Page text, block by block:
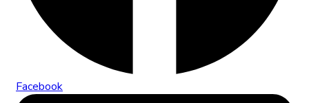
Facebook